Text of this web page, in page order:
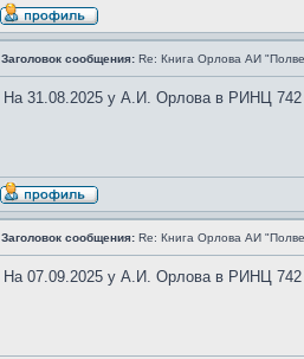
Заголовок сообщения: Re: Книга Орлова АИ
На 31.08.2025 у А.И. Орлова в РИНЦ 742
Заголовок сообщения: Re: Книга Орлова АИ
На 07.09.2025 у А.И. Орлова в РИНЦ 742